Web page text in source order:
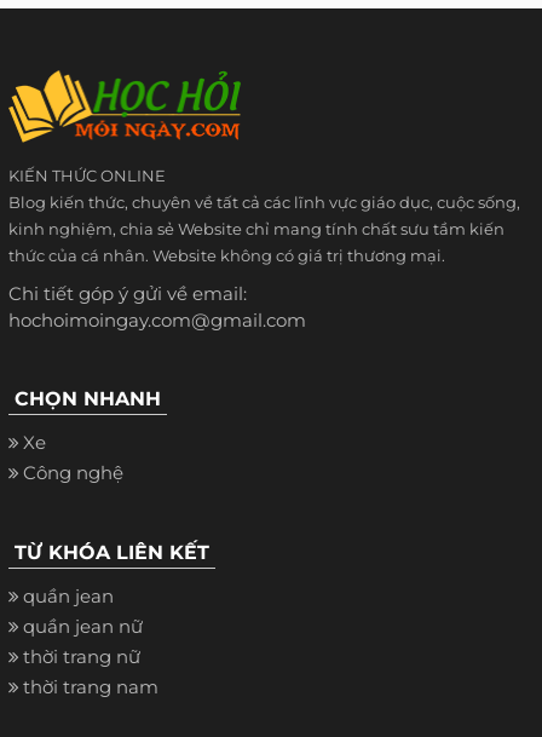
KIẾN THỨC ONLINE
Blog kiến thức, chuyên về tất cả các lĩnh vực giáo dục, cuộc sống,
kinh nghiệm, chia sẻ Website chỉ mang tính chất sưu tầm kiến
thức của cá nhân. Website không có giá trị thương mại.
Chi tiết góp ý gửi về email:
hochoimoingay.com@gmail.com
CHỌN NHANH
Xe
Công nghệ
TỪ KHÓA LIÊN KẾT
quần jean
quần jean nữ
thời trang nữ
thời trang nam